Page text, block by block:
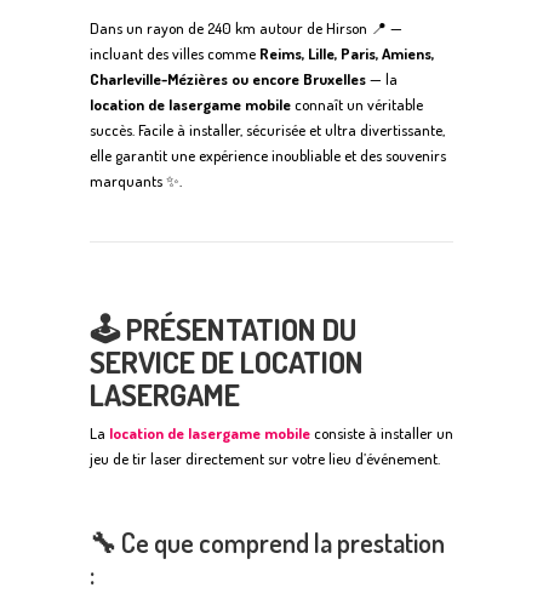
Dans un rayon de 240 km autour de Hirson 📍 —
incluant des villes comme Reims, Lille, Paris, Amiens,
Charleville-Mézières ou encore Bruxelles— la
location de lasergame mobileconnaît un véritable
succès. Facile à installer, sécurisée et ultra divertissante,
elle garantit une expérience inoubliable et des souvenirs
marquants ✨.
🕹️ PRÉSENTATION DU
SERVICE DE LOCATION
LASERGAME
La location de lasergame mobileconsiste à installer un
jeu de tir laser directement sur votre lieu d’événement.
🔧 Ce que comprend la prestation
: